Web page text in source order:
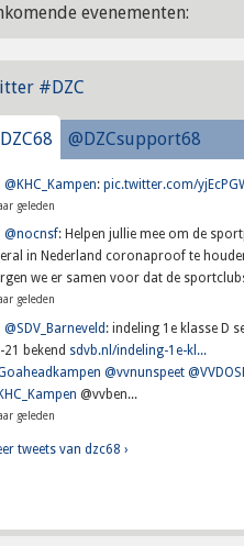
evenementen:
#DZC
@DZCsupport68
@KHC_Kampen:pic.twitter.com/
geleden
@nocnsf: Helpen jullie mee om de
in Nederland coronaproof te
we er samen voor dat de
geleden
@SDV_Barneveld : indeling 1e klasse D
21 bekend sdvb.nl/indeling-1e-kl...
@vvnunspeet
@vvben...
geleden
tweets van dzc68 ›